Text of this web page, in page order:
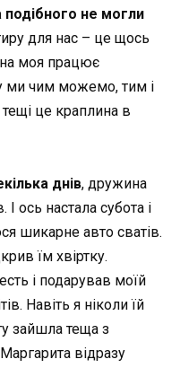
подібного не могли
для нас – це щось
моя працює
ми чим можемо, тим і
це краплина в
днів, дружина
І ось настала субота і
шикарне авто сватів.
їм хвіртку.
і подарував моїй
Навіть я ніколи їй
зайшла теща з
відразу